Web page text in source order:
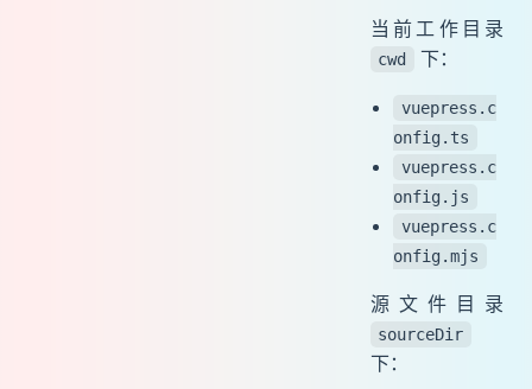
当前工作目录
cwd 下：
vuepress.c
onfig.ts
vuepress.c
onfig.js
vuepress.c
onfig.mjs
源文件目录
sourceDir
下：